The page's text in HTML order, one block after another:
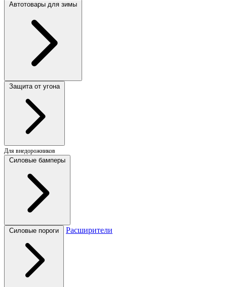
Автотовары для зимы
Защита от угона
Для внедорожников
Силовые бамперы
Силовые пороги Расширители